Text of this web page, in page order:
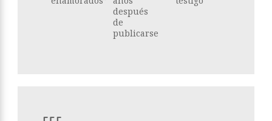
después
de
publicarse